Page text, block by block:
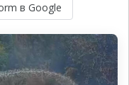
в Google